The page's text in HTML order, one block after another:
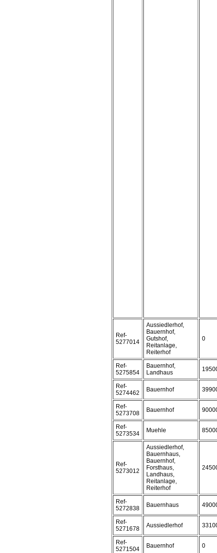
Ref-
5277014
Aussiedlerhof,
Bauernhof,
Gutshof,
Reitanlage,
Reiterhof
0
Ref-
5275854
Bauernhof,
Landhaus
Ref-
5274462
Bauernhof
Ref-
5273708
Bauernhof
Ref-
5273534
Muehle
Ref-
5273012
Aussiedlerhof,
Bauernhaus,
Bauernhof,
Forsthaus,
Landhaus,
Reitanlage,
Reiterhof
Ref-
5272838
Bauernhaus
Ref-
5271678
Aussiedlerhof
Ref-
5271504
Bauernhof 0